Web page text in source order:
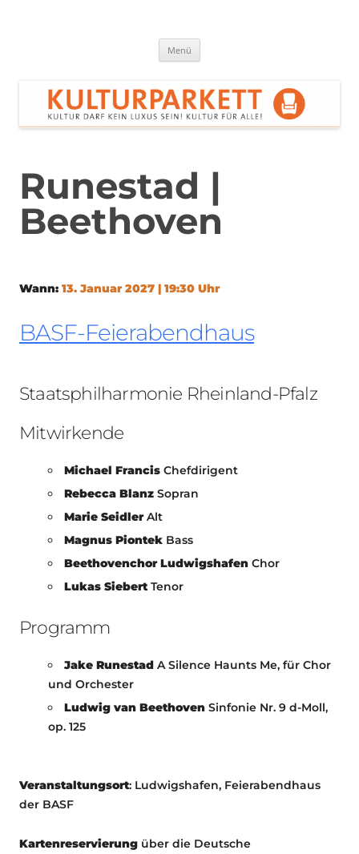
Menü
Runestad |
Beethoven
Wann: 13. Januar 2027 | 19:30 Uhr
BASF-Feierabendhaus
Staatsphilharmonie Rheinland-Pfalz
Mitwirkende
Michael Francis Chefdirigent
Rebecca Blanz Sopran
Marie SeidlerAlt
Magnus Piontek Bass
Beethovenchor Ludwigshafen Chor
Lukas SiebertTenor
Programm
Jake Runestad A Silence Haunts Me, für Chor
und Orchester
Ludwig van Beethoven Sinfonie Nr. 9 d-Moll,
op. 125
Veranstaltungsort: Ludwigshafen, Feierabendhaus
der BASF
Kartenreservierung über die Deutsche